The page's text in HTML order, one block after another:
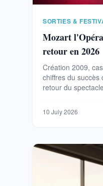
SORTIES &
Mozart
retour en 2026
Création 2009,
chiffres du succès
retour du
10 July 2026